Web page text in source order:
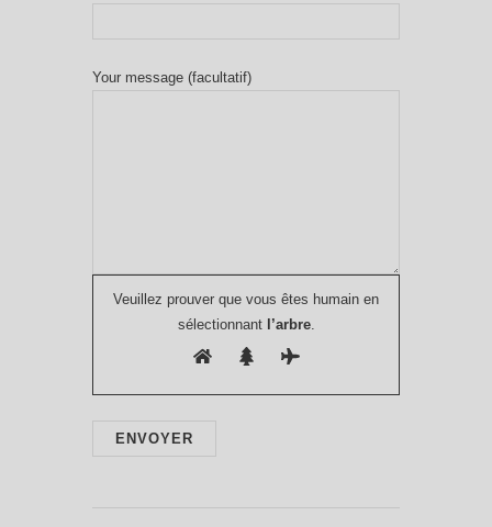
Your message (facultatif)
Veuillez prouver que vous êtes humain en
sélectionnantl’arbre.